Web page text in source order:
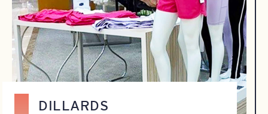
DILLARDS